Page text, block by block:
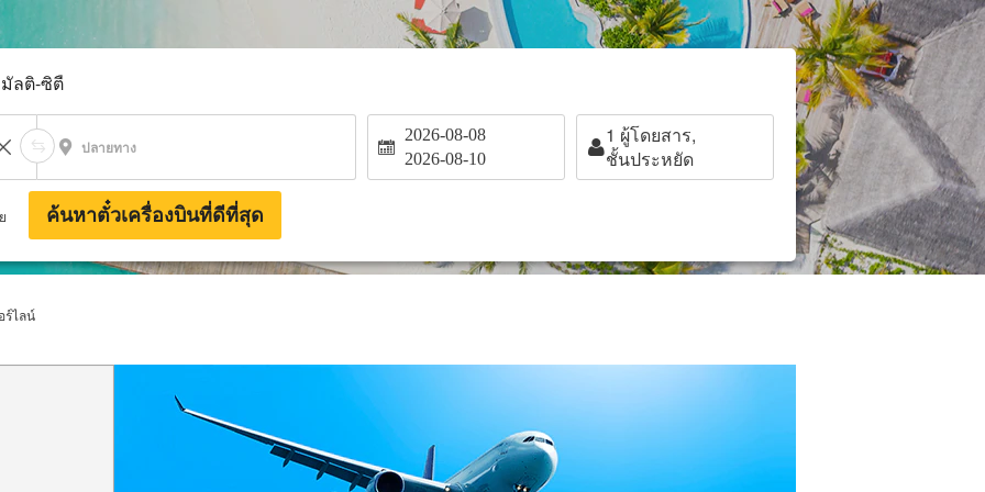
มัลติ-ซิตี้
ปลายทาง
2026-08-08
2026-08-10
1 ผู้โดยสาร,
ชั้นประหยัด
ค้นหาตั๋วเครื่องบินที่ดีที่สุด
ร์ไลน์